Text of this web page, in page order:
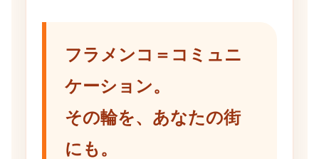
フラメンコ＝コミュニ
ケーション。
その輪を、あなたの街
にも。